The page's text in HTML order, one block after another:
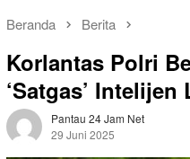
Beranda Berita
Korlantas Polri
‘Satgas’ Intelijen
Pantau 24 Jam Net
29 Juni 2025